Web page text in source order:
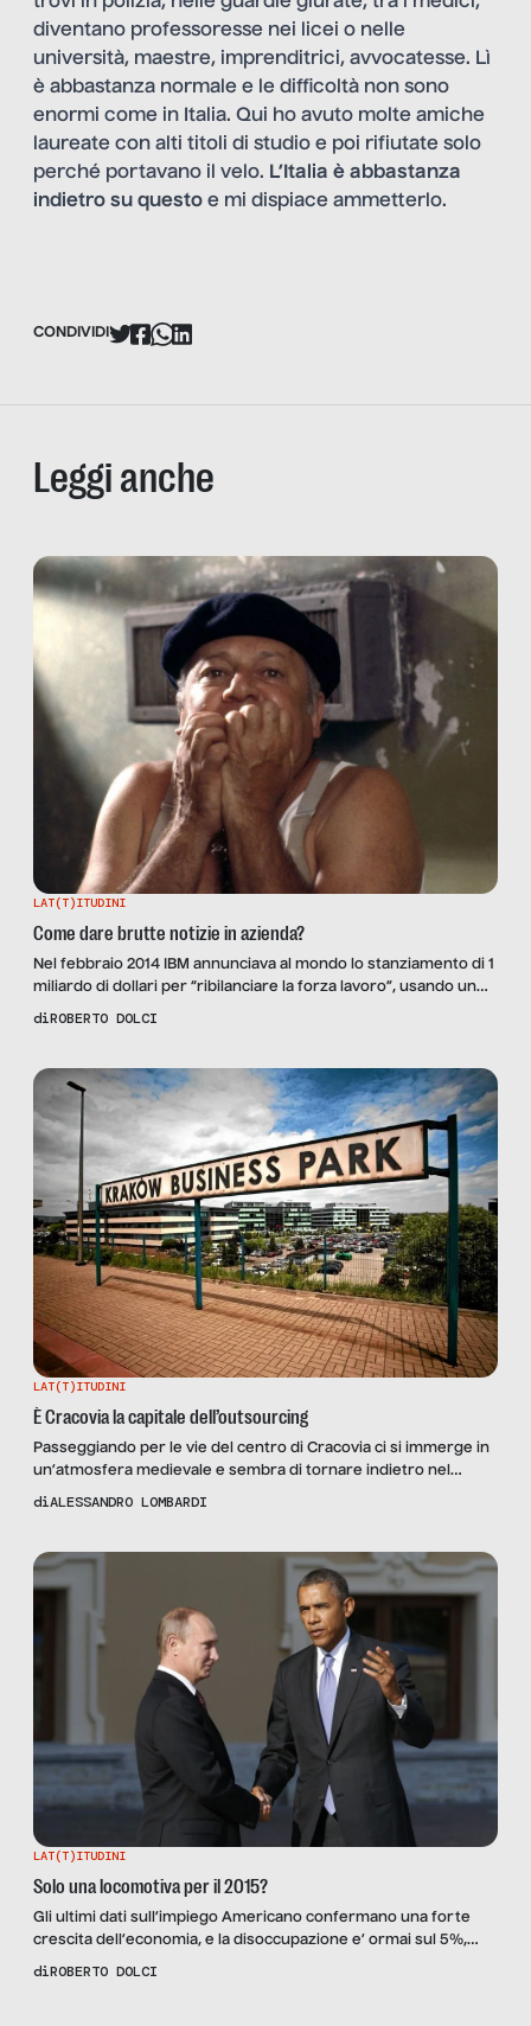
diventano professoresse nei licei o nelle
università, maestre, imprenditrici, avvocatesse. Lì
è abbastanza normale e le difficoltà non sono
enormi come in Italia. Qui ho avuto molte amiche
laureate con alti titoli di studio e poi rifiutate solo
perché portavano il velo. L’Italia è abbastanza
indietro su questo e mi dispiace ammetterlo.
CONDIVIDI
Leggi anche
LAT(T)ITUDINI
Come dare brutte notizie in azienda?
Nel febbraio 2014 IBM annunciava al mondo lo stanziamento di 1
miliardo di dollari per “ribilanciare la forza lavoro”, usando un
verbo alquanto dubbio: “ribilanciare” indica che se una parte
divertenti. In quel […]
diROBERTO DOLCI
LAT(T)ITUDINI
È Cracovia la capitale dell’outsourcing
Passeggiando per le vie del centro di Cracovia ci si immerge in
un’atmosfera medievale e sembra di tornare indietro nel
tempo ma, se ci si sposta di pochi chilometri verso la periferia,
quindici piani che ospitano le […]
diALESSANDRO LOMBARDI
LAT(T)ITUDINI
Solo una locomotiva per il 2015?
Gli ultimi dati sull’impiego Americano confermano una forte
crescita dell’economia, e la disoccupazione e’ ormai sul 5%,
segno di un economia robusta. Il dibattito politico resta
diROBERTO DOLCI